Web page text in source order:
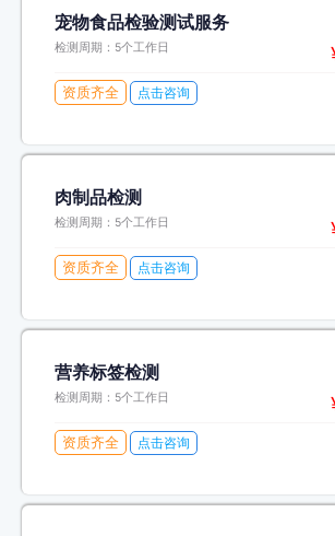
宠物食品检验测试服务
检测周期：5个工作日
资质齐全 点击咨询
肉制品检测
检测周期：5个工作日
资质齐全 点击咨询
营养标签检测
检测周期：5个工作日
资质齐全 点击咨询